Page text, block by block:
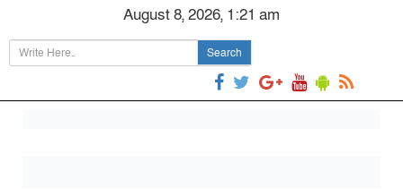
August 8, 2026, 1:21 am
Search